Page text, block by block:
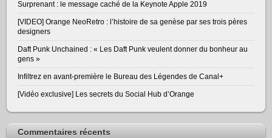
Surprenant : le message caché de la Keynote Apple 2019
[VIDEO] Orange NeoRetro : l’histoire de sa genèse par ses trois pères
designers
Daft Punk Unchained : « Les Daft Punk veulent donner du bonheur au
gens »
Infiltrez en avant-première le Bureau des Légendes de Canal+
[Vidéo exclusive] Les secrets du Social Hub d’Orange
Commentaires récents